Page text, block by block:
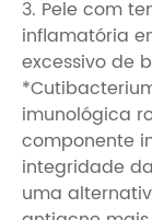
3. Pele com
inflamatória
excessivo de
imunológica
componente
integridade
uma